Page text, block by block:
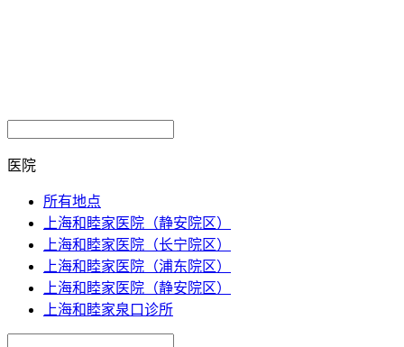
医院
所有地点
上海和睦家医院（静安院区）
上海和睦家医院（长宁院区）
上海和睦家医院（浦东院区）
上海和睦家医院（静安院区）
上海和睦家泉口诊所